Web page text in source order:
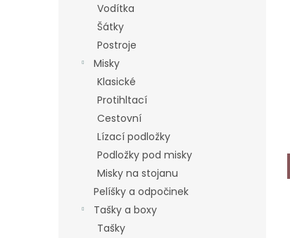
Vodítka
Šátky
Postroje
Misky
Klasické
Protihltací
Cestovní
Lízací podložky
Podložky pod misky
Misky na stojanu
Pelíšky a odpočinek
Tašky a boxy
Tašky